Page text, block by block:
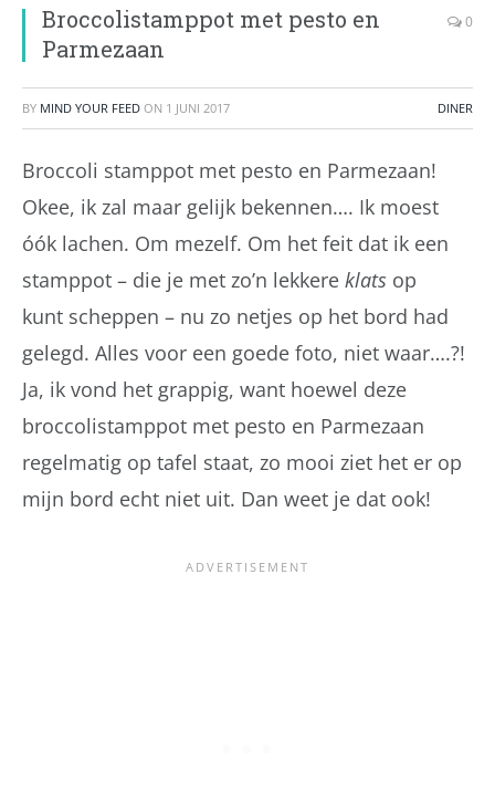
Broccolistamppot met pesto en
Parmezaan
0
BY MIND YOUR FEED ON 1 JUNI 2017 DINER
Broccoli stamppot met pesto en Parmezaan!
Okee, ik zal maar gelijk bekennen…. Ik moest
óók lachen. Om mezelf. Om het feit dat ik een
stamppot – die je met zo’n lekkere klats op
kunt scheppen – nu zo netjes op het bord had
gelegd. Alles voor een goede foto, niet waar….?!
Ja, ik vond het grappig, want hoewel deze
broccolistamppot met pesto en Parmezaan
regelmatig op tafel staat, zo mooi ziet het er op
mijn bord echt niet uit. Dan weet je dat ook!